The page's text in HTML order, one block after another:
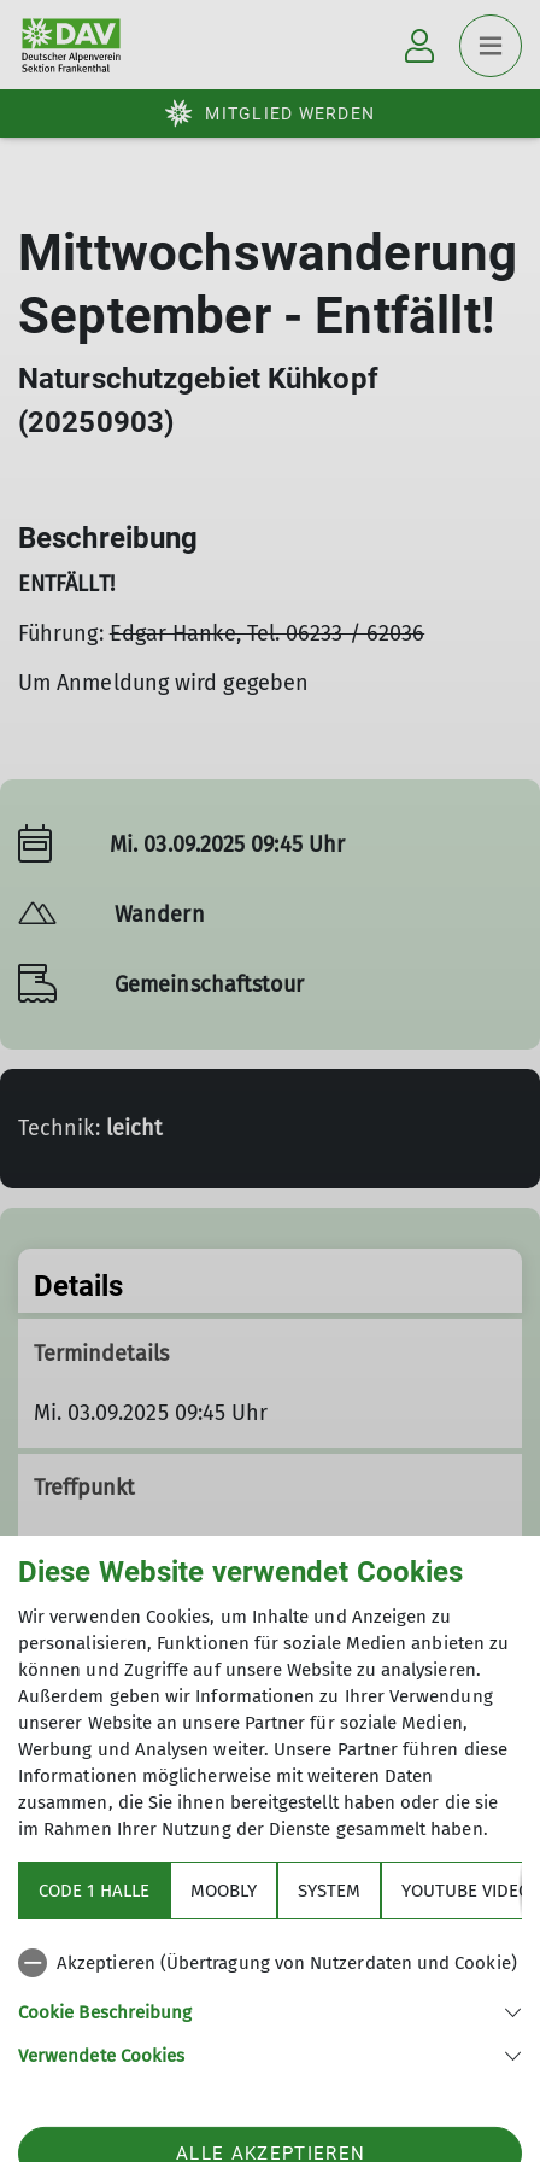
MITGLIED WERDEN
Mittwochswanderung
September - Entfällt!
Naturschutzgebiet Kühkopf
(20250903)
Beschreibung
ENTFÄLLT!
Führung:Edgar Hanke, Tel. 06233 / 62036
Um Anmeldung wird gegeben
Mi. 03.09.2025 09:45 Uhr
Wandern
Gemeinschaftstour
Technik: leicht
Details
Termindetails
Mi. 03.09.2025 09:45 Uhr
Treffpunkt
Öffentliche Anreise
Ja
Sektionsarchiv
Artikel Archiv
67227 Frankenthal
Telefon +496233366157
Diese Website verwendet Cookies
Wir verwenden Cookies, um Inhalte und Anzeigen zu
personalisieren, Funktionen für soziale Medien anbieten zu
können und Zugriffe auf unsere Website zu analysieren.
Außerdem geben wir Informationen zu Ihrer Verwendung
unserer Website an unsere Partner für soziale Medien,
Werbung und Analysen weiter. Unsere Partner führen diese
Informationen möglicherweise mit weiteren Daten
zusammen, die Sie ihnen bereitgestellt haben oder die sie
im Rahmen Ihrer Nutzung der Dienste gesammelt haben.
CODE 1 HALLE MOOBLY SYSTEM YOUTUBE VIDEOS
Akzeptieren (Übertragung von Nutzerdaten und Cookie)
Cookie Beschreibung
Verwendete Cookies
ALLE AKZEPTIEREN